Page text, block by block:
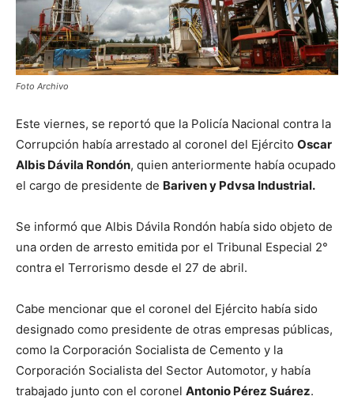
Foto Archivo
Este viernes, se reportó que la Policía Nacional contra la
Corrupción había arrestado al coronel del Ejército Oscar
Albis Dávila Rondón, quien anteriormente había ocupado
el cargo de presidente de Bariven y Pdvsa Industrial.
Se informó que Albis Dávila Rondón había sido objeto de
una orden de arresto emitida por el Tribunal Especial 2°
contra el Terrorismo desde el 27 de abril.
Cabe mencionar que el coronel del Ejército había sido
designado como presidente de otras empresas públicas,
como la Corporación Socialista de Cemento y la
Corporación Socialista del Sector Automotor, y había
trabajado junto con el coronel Antonio Pérez Suárez.